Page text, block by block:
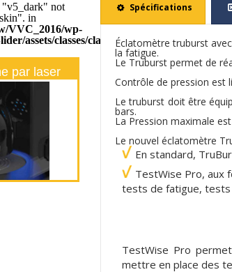
"v5_dark" not
in
VVC_2016/wp-
assets/classes/class.ls.sources.php
par laser
Spécifications
Éclatomètre truburst
la fatigue.
Le Truburst permet de
Contrôle de pression est
Le truburst doit être
bars.
La Pression maximale
Le nouvel éclatomètre
En standard,
TestWise Pro, aux
tests de fatigue,
TestWise Pro
mettre en place des